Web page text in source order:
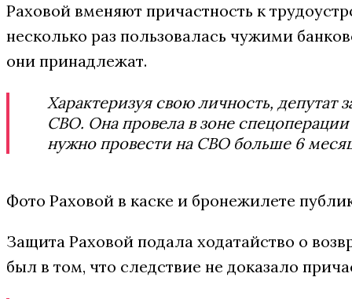
Раховой вменяют причастность к
несколько раз пользовалась чужими
они принадлежат.
Характеризуя свою личность, депутат
СВО. Она провела в зоне
нужно провести на СВО больше 6
Фото Раховой в каске и бронежилете
Защита Раховой подала ходатайство о
был в том, что следствие не доказало